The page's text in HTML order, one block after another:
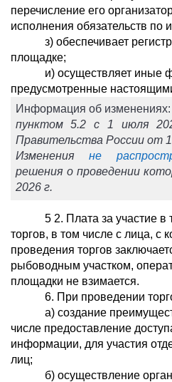
перечисление его
исполнения обязательств по
з) обеспечивает
площадке;
и) осуществляет иные
предусмотренные
Информация об изменениях:
пунктом 5.2 с 1 июля
Правительства России от
Измененияне
решения о проведении
2026 г.
5 2. Плата за участие в
торгов, в том числе с лица, с
проведения торгов
рыбоводным участком,
площадки не взимается.
6. При проведении
а) создание
числе предоставление
информации, для участия
лиц;
б) осуществление